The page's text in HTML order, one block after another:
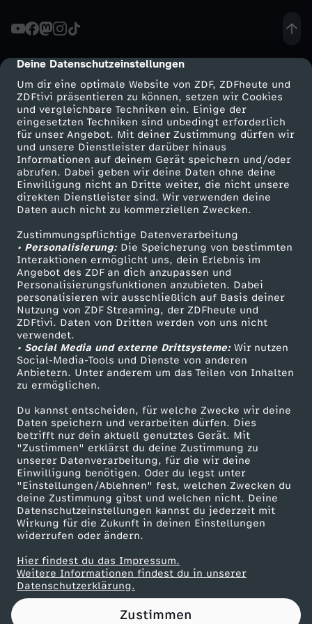
cmp-dialog-description
Deine Datenschutzeinstellungen
Um dir eine optimale Website von ZDF, ZDFheute und
ZDFtivi präsentieren zu können, setzen wir Cookies
und vergleichbare Techniken ein. Einige der
eingesetzten Techniken sind unbedingt erforderlich
für unser Angebot. Mit deiner Zustimmung dürfen wir
und unsere Dienstleister darüber hinaus
Informationen auf deinem Gerät speichern und/oder
abrufen. Dabei geben wir deine Daten ohne deine
Einwilligung nicht an Dritte weiter, die nicht unsere
direkten Dienstleister sind. Wir verwenden deine
Daten auch nicht zu kommerziellen Zwecken.
Zustimmungspflichtige Datenverarbeitung
• Personalisierung:Die Speicherung von bestimmten
Interaktionen ermöglicht uns, dein Erlebnis im
Angebot des ZDF an dich anzupassen und
Personalisierungsfunktionen anzubieten. Dabei
personalisieren wir ausschließlich auf Basis deiner
Nutzung von ZDF Streaming, der ZDFheute und
ZDFtivi. Daten von Dritten werden von uns nicht
verwendet.
• Social Media und externe Drittsysteme:Wir nutzen
Social-Media-Tools und Dienste von anderen
Anbietern. Unter anderem um das Teilen von Inhalten
zu ermöglichen.
Du kannst entscheiden, für welche Zwecke wir deine
Daten speichern und verarbeiten dürfen. Dies
betrifft nur dein aktuell genutztes Gerät. Mit
"Zustimmen" erklärst du deine Zustimmung zu
unserer Datenverarbeitung, für die wir deine
Einwilligung benötigen. Oder du legst unter
"Einstellungen/Ablehnen" fest, welchen Zwecken du
deine Zustimmung gibst und welchen nicht. Deine
Datenschutzeinstellungen kannst du jederzeit mit
Wirkung für die Zukunft in deinen Einstellungen
widerrufen oder ändern.
Hier findest du das Impressum.
Weitere Informationen findest du in unserer
Datenschutzerklärung.
Zustimmen
S
o
z
i
a
l
e
F
o
l
g
e
n
e
i
n
e
s
Mehr ZDF
ZDF-Apps
Smart TV
ZDFtext
Livestreams
Sendungen A-Z
TV-Programm
Service
ZDFmitreden
Kontakt zum ZDF
Tickets
Zuschauerservice
Hilfe
ZDF Unternehmen
Karriere
ZDF goes Schule
Werbefernsehen
Mainzelmännchen
Partner